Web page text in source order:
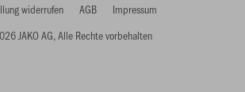
JAKO AG, Alle Rechte vorbehalten
widerrufen AGB Impressum